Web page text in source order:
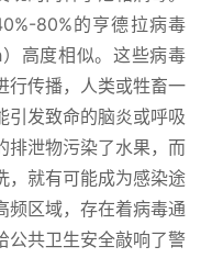
80%的亨德拉病毒
高度相似。这些病毒
行传播，人类或牲畜一
引发致命的脑炎或呼吸
排泄物污染了水果，而
，就有可能成为感染途
频区域，存在着病毒通
公共卫生安全敲响了警